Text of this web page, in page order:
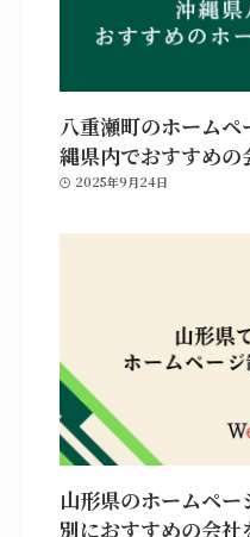
八重瀬町のホーム
縄県内でおすすめの
2025年9月24日
山形県のホームペ
別におすすめの会社